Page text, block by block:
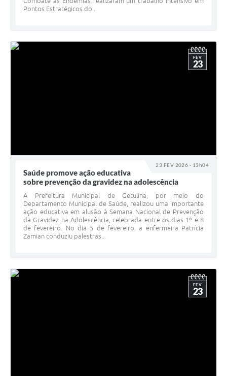
Pontos Estratégicos do...
23 FEV 2026 - 13h04
FEV
23
Saúde promove ação educativa
sobre prevenção da gravidez na adolescência
A Prefeitura Municipal de Getulina, por meio do
Departamento Municipal de Saúde, realizou uma importante
ação educativa em alusão à Semana Nacional de Prevenção
da Gravidez na Adolescência, celebrada entre os dias 1º e 8
de fevereiro. No dia 5 de fevereiro, a enfermeira Patrícia
Zamian conduziu palestras...
FEV
23